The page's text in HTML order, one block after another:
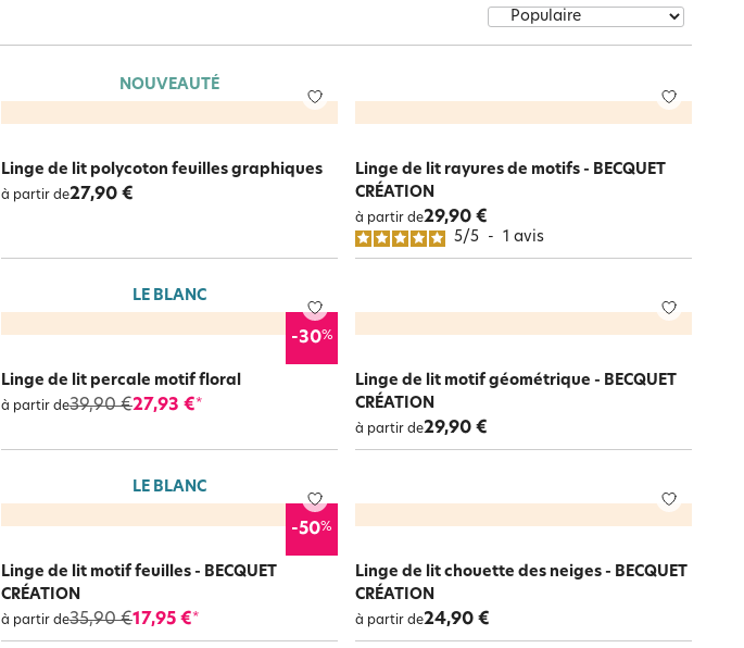
Notre marque Lauréat
NOUVEAUTÉ
Linge de lit polycoton feuilles graphiques
à partir de27,90 €
Linge de lit rayures de motifs - BECQUET
CRÉATION
à partir de29,90 €
5/5 - 1 avis
LE BLANC
-30%
Linge de lit percale motif floral
à partir de39,90 €27,93 €*
Linge de lit motif géométrique - BECQUET
CRÉATION
à partir de29,90 €
LE BLANC
-50%
Linge de lit motif feuilles - BECQUET
CRÉATION
à partir de35,90 €17,95 €*
Linge de lit chouette des neiges - BECQUET
CRÉATION
à partir de24,90 €